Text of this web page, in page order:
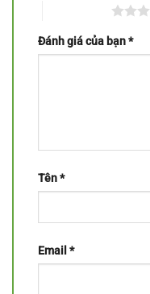
Đánh giá của bạn*
Tên*
Email *